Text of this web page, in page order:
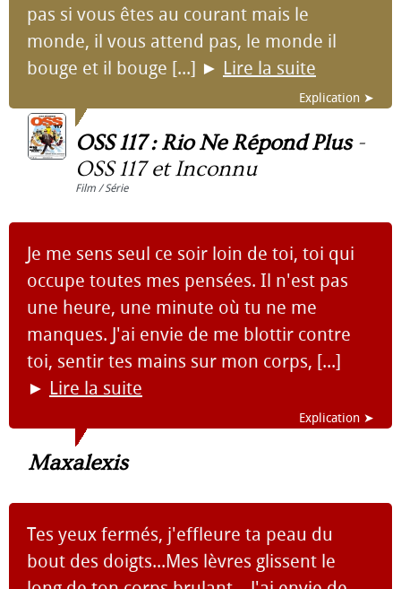
pas si vous êtes au courant mais le
monde, il vous attend pas, le monde il
bouge et il bouge [...] ► Lire la suite
Explication ➤
OSS 117 : Rio Ne Répond Plus-
OSS 117 et Inconnu
Film / Série
Je me sens seul ce soir loin de toi, toi qui
occupe toutes mes pensées. Il n'est pas
une heure, une minute où tu ne me
manques. J'ai envie de me blottir contre
toi, sentir tes mains sur mon corps, [...]
► Lire la suite
Explication ➤
Maxalexis
Tes yeux fermés, j'effleure ta peau du
bout des doigts...Mes lèvres glissent le